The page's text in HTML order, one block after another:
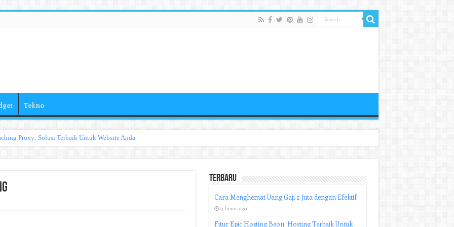
Tekno
Proxy: Solusi Terbaik Untuk Website Anda
Terbaru
Cara Menghemat Uang Gaji 2 Juta dengan Efektif
9 hours ago
Fitur Epic Hosting Beon: Hosting Terbaik Untuk